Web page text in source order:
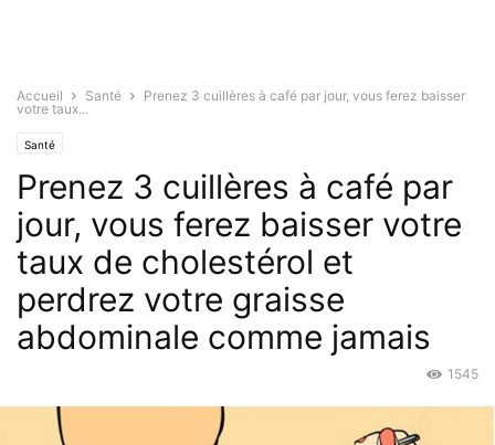
Accueil Santé
Prenez 3 cuillères à café par jour, vous ferez baisser
votre taux...
Santé
Prenez 3 cuillères à café par
jour, vous ferez baisser votre
taux de cholestérol et
perdrez votre graisse
abdominale comme jamais
1545